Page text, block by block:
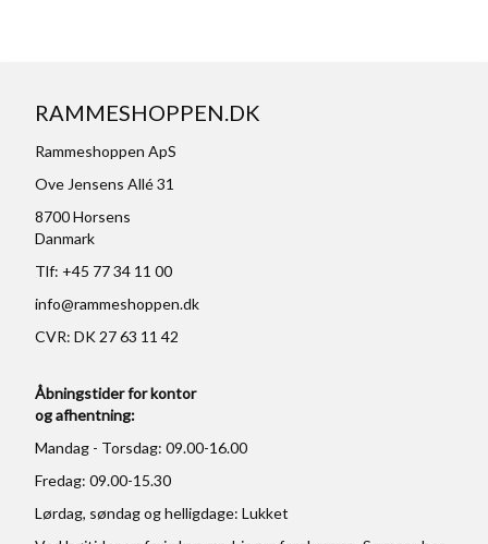
RAMMESHOPPEN.DK
Rammeshoppen ApS
Ove Jensens Allé 31
8700 Horsens
Danmark
Tlf: +45 77 34 11 00
info@rammeshoppen.dk
CVR: DK 27 63 11 42
Åbningstider for kontor
og afhentning:
Mandag - Torsdag: 09.00-16.00
Fredag: 09.00-15.30
Lørdag, søndag og helligdage: Lukket